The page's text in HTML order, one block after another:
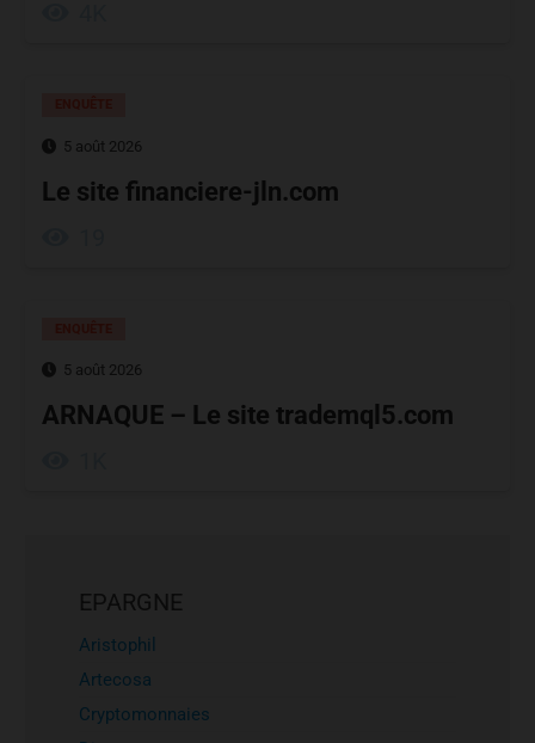
5 août 2026
Le site financiere-jln.com
5 août 2026
ARNAQUE – Le site trademql5.com
EPARGNE
Aristophil
Artecosa
Cryptomonnaies